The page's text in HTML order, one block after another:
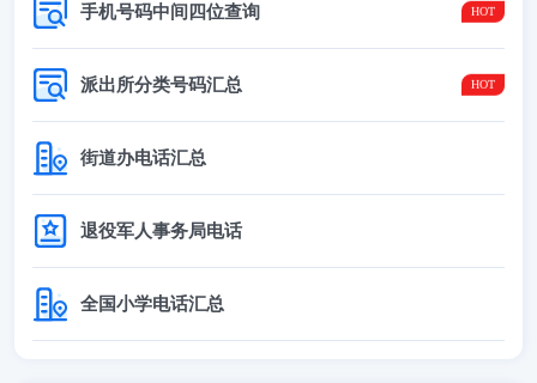
手机号码中间四位查询
派出所分类号码汇总
街道办电话汇总
退役军人事务局电话
全国小学电话汇总